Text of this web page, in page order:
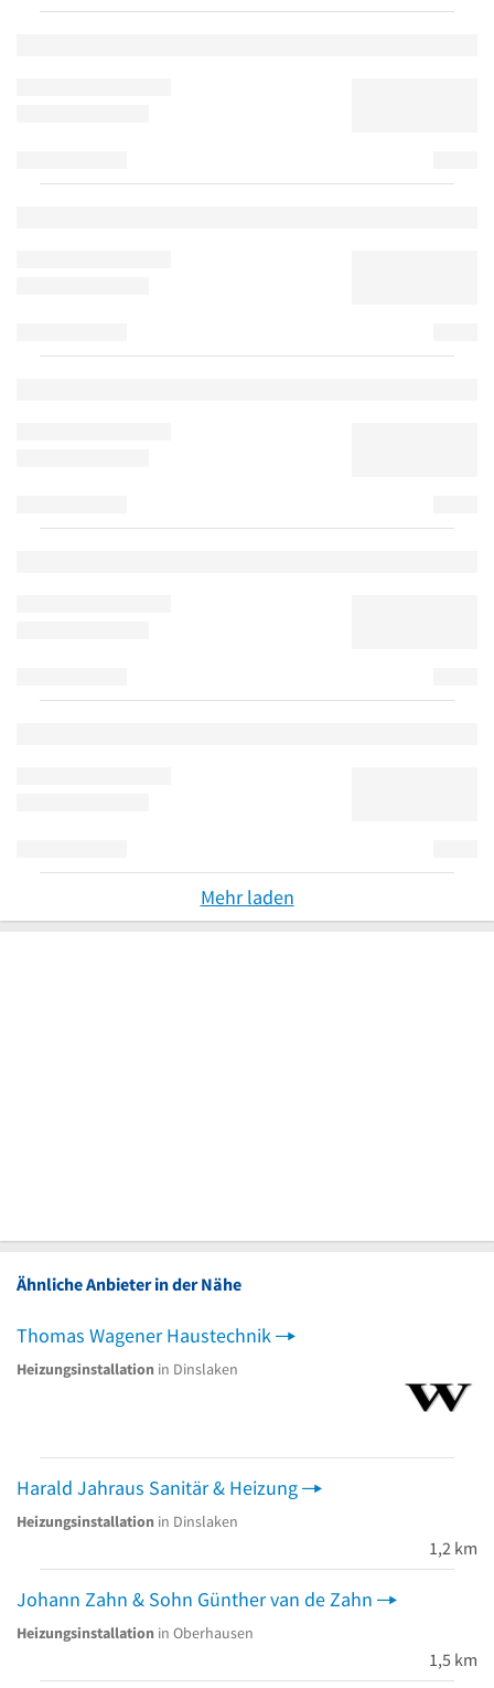
Mehr laden
Ähnliche Anbieter in der Nähe
Thomas Wagener Haustechnik
Heizungsinstallation in Dinslaken
Harald Jahraus Sanitär & Heizung
Heizungsinstallation in Dinslaken
1,2 km
Johann Zahn & Sohn Günther van de Zahn
Heizungsinstallation in Oberhausen
1,5 km